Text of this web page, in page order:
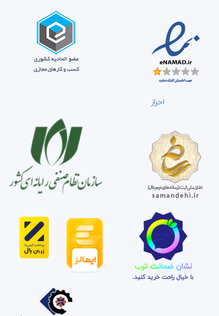
احراز
نشان ضمانت ترب
با خیال راحت خرید کنید.